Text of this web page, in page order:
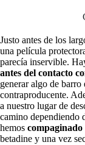
Justo antes de los
una película
parecía inservible.
antes del contacto
generar algo de barro
contraproducente.
a nuestro lugar de
camino dependiendo
hemos compaginado
betadine y una vez